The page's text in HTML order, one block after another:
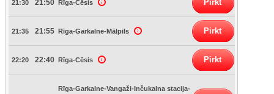
21:30 21:50 Rīga-Cēsis Pirkt
21:35 21:55 Rīga-Garkalne-Mālpils Pirkt
22:20 22:40 Rīga-Cēsis Pirkt
Rīga-Garkalne-Vangaži-Inčukalna stacija-